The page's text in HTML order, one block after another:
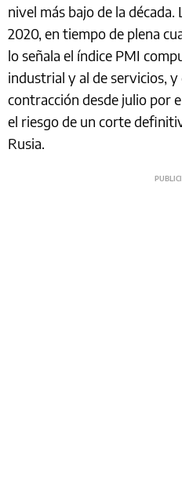
nivel más bajo de la
2020, en tiempo de plena
lo señala el índice PMI
industrial y al de servicios,
contracción desde julio por
el riesgo de un corte
Rusia.